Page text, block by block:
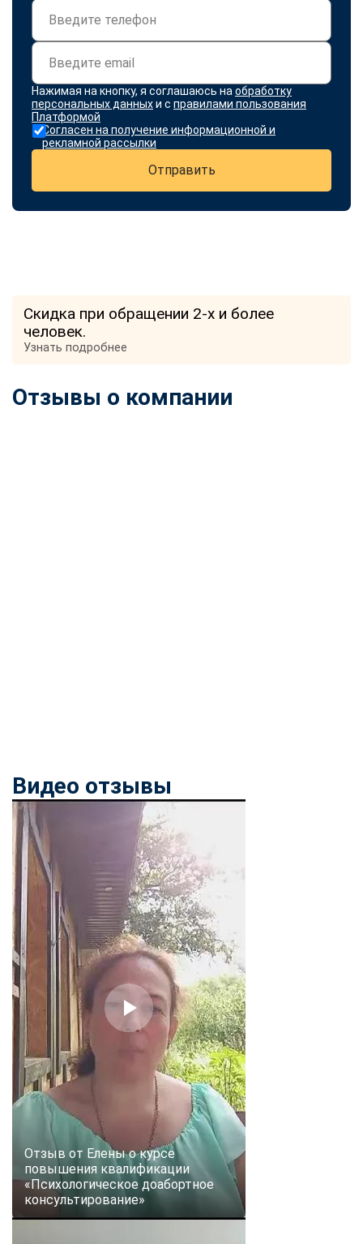
Нажимая на кнопку, я соглашаюсь на обработку
персональных данныхи с правилами пользования
Платформой
Согласен на получение информационной и
рекламной рассылки
Отправить
Скидка при обращении 2-х и более
человек.
Узнать подробнее
Отзывы о компании
Видео отзывы
Отзыв от Елены о курсе
повышения квалификации
«Психологическое доабортное
консультирование»